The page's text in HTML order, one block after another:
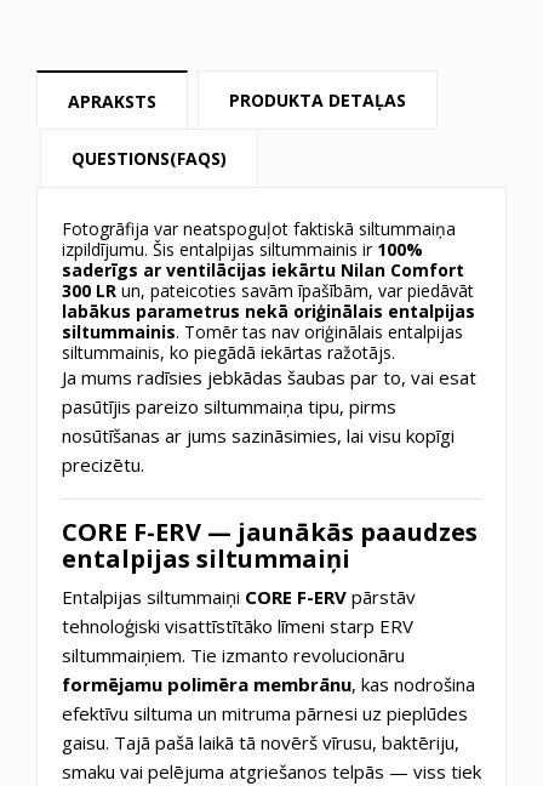
APRAKSTS PRODUKTA DETAĻAS
QUESTIONS(FAQS)
Fotogrāfija var neatspoguļot faktiskā siltummaiņa
izpildījumu. Šis entalpijas siltummainis ir 100%
saderīgs ar ventilācijas iekārtu Nilan Comfort
300 LR un, pateicoties savām īpašībām, var piedāvāt
labākus parametrus nekā oriģinālais entalpijas
siltummainis. Tomēr tas nav oriģinālais entalpijas
siltummainis, ko piegādā iekārtas ražotājs.
Ja mums radīsies jebkādas šaubas par to, vai esat
pasūtījis pareizo siltummaiņa tipu, pirms
nosūtīšanas ar jums sazināsimies, lai visu kopīgi
precizētu.
CORE F-ERV — jaunākās paaudzes
entalpijas siltummaiņi
Entalpijas siltummaiņi CORE F-ERV pārstāv
tehnoloģiski visattīstītāko līmeni starp ERV
siltummaiņiem. Tie izmanto revolucionāru
formējamu polimēra membrānu, kas nodrošina
efektīvu siltuma un mitruma pārnesi uz pieplūdes
gaisu. Tajā pašā laikā tā novērš vīrusu, baktēriju,
smaku vai pelējuma atgriešanos telpās — viss tiek